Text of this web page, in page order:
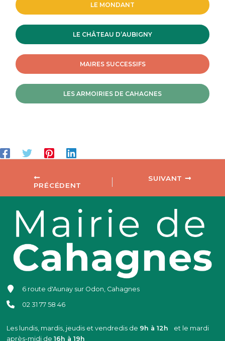
LE MONDANT
LE CHÂTEAU D’AUBIGNY
MAIRES SUCCESSIFS
LES ARMOIRIES DE CAHAGNES
PRÉCÉDENT
SUIVANT
6 route d'Aunay sur Odon, Cahagnes
02 31 77 58 46
Les lundis, mardis, jeudis et vendredis de 9h à 12h et le mardi
après-midi de16h à 19h